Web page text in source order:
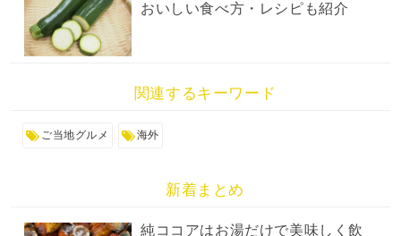
おいしい食べ方・レシピも紹介
関連するキーワード
ご当地グルメ 海外
新着まとめ
純ココアはお湯だけで美味しく飲